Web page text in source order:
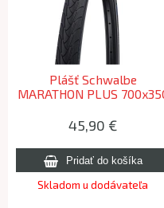
Plášť Schwalbe
MARATHON PLUS
45,90 €
Skladom u dodávateľa